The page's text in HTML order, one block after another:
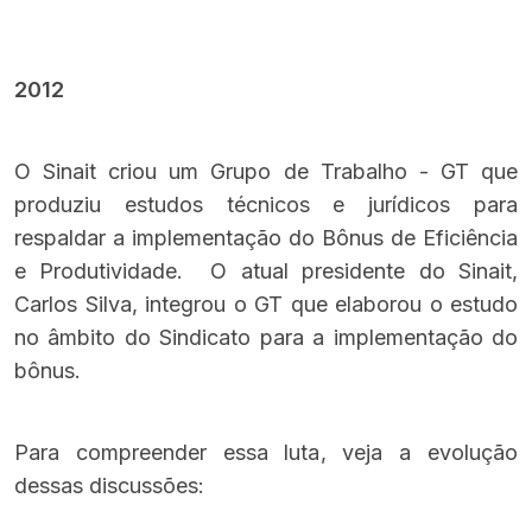
2012
O Sinait criou um Grupo de Trabalho - GT que
produziu estudos técnicos e jurídicos para
respaldar a implementação do Bônus de Eficiência
e Produtividade. O atual presidente do Sinait,
Carlos Silva, integrou o GT que elaborou o estudo
no âmbito do Sindicato para a implementação do
bônus.
Para compreender essa luta, veja a evolução
dessas discussões: